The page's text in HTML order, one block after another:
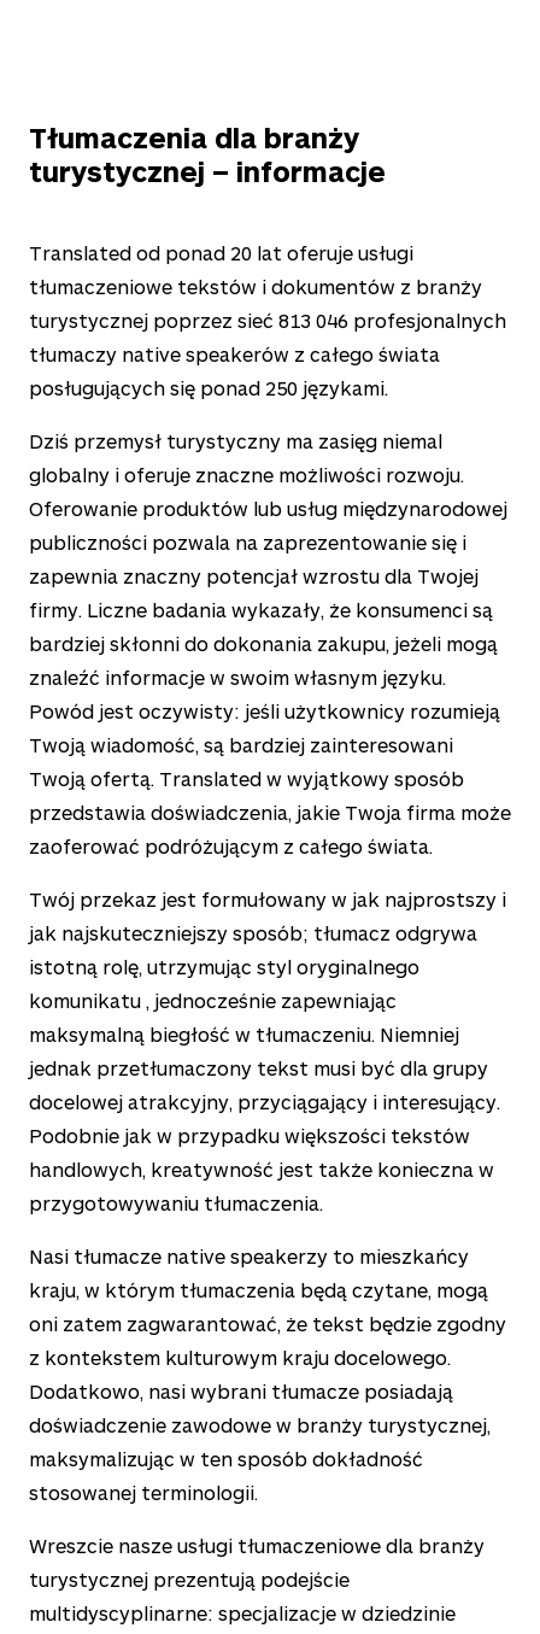
Tłumaczenia dla branży
turystycznej – informacje
Translated od ponad 20 lat oferuje usługi
tłumaczeniowe tekstów i dokumentów z branży
turystycznej poprzez sieć 813 046 profesjonalnych
tłumaczy native speakerów z całego świata
posługujących się ponad 250 językami.
Dziś przemysł turystyczny ma zasięg niemal
globalny i oferuje znaczne możliwości rozwoju.
Oferowanie produktów lub usług międzynarodowej
publiczności pozwala na zaprezentowanie się i
zapewnia znaczny potencjał wzrostu dla Twojej
firmy. Liczne badania wykazały, że konsumenci są
bardziej skłonni do dokonania zakupu, jeżeli mogą
znaleźć informacje w swoim własnym języku.
Powód jest oczywisty: jeśli użytkownicy rozumieją
Twoją wiadomość, są bardziej zainteresowani
Twoją ofertą. Translated w wyjątkowy sposób
przedstawia doświadczenia, jakie Twoja firma może
zaoferować podróżującym z całego świata.
Twój przekaz jest formułowany w jak najprostszy i
jak najskuteczniejszy sposób; tłumacz odgrywa
istotną rolę, utrzymując styl oryginalnego
komunikatu , jednocześnie zapewniając
maksymalną biegłość w tłumaczeniu. Niemniej
jednak przetłumaczony tekst musi być dla grupy
docelowej atrakcyjny, przyciągający i interesujący.
Podobnie jak w przypadku większości tekstów
handlowych, kreatywność jest także konieczna w
przygotowywaniu tłumaczenia.
Nasi tłumacze native speakerzy to mieszkańcy
kraju, w którym tłumaczenia będą czytane, mogą
oni zatem zagwarantować, że tekst będzie zgodny
z kontekstem kulturowym kraju docelowego.
Dodatkowo, nasi wybrani tłumacze posiadają
doświadczenie zawodowe w branży turystycznej,
maksymalizując w ten sposób dokładność
stosowanej terminologii.
Wreszcie nasze usługi tłumaczeniowe dla branży
turystycznej prezentują podejście
multidyscyplinarne: specjalizacje w dziedzinie